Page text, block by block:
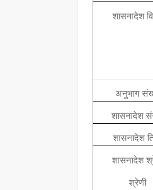
शासनादेश
अनुभाग
शासनादेश
शासनादेश
शासनादेश
श्रेणी